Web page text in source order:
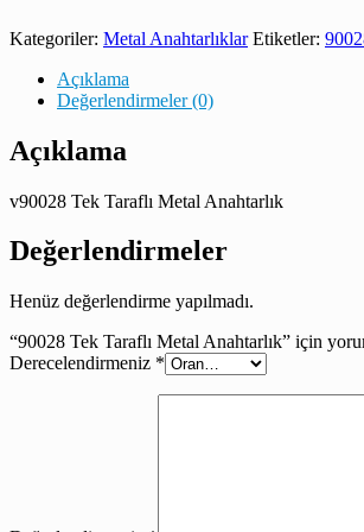
Kategoriler: Metal Anahtarlıklar Etiketler:
Açıklama
Değerlendirmeler (0)
Açıklama
v90028 Tek Taraflı Metal Anahtarlık
Değerlendirmeler
Henüz değerlendirme yapılmadı.
“90028 Tek Taraflı Metal Anahtarlık” için
Derecelendirmeniz *